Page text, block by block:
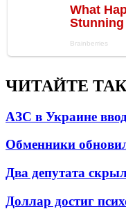
ЧИТАЙТЕ
АЗС в Украине
Обменники
Два депутата
Доллар достиг